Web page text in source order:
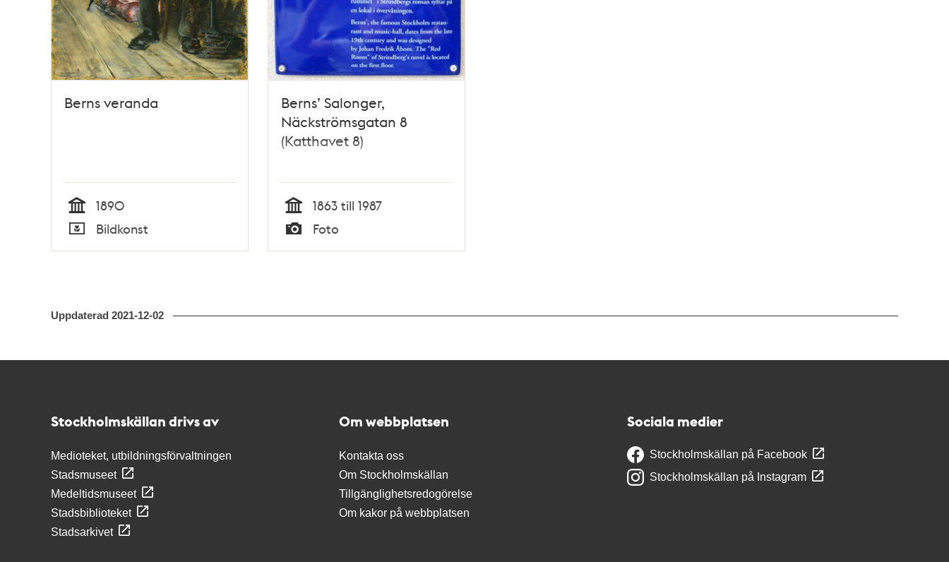
Berns veranda
Tid
1890
Typ
Bildkonst
Berns’ Salonger,
Näckströmsgatan 8
(Katthavet 8)
Tid
1863 till 1987
Typ
Foto
Uppdaterad 2021-12-02
Stockholmskällan drivs av
Medioteket, utbildningsförvaltningen
Stadsmuseet
Medeltidsmuseet
Stadsbiblioteket
Stadsarkivet
Om webbplatsen
Kontakta oss
Om Stockholmskällan
Tillgänglighetsredogörelse
Om kakor på webbplatsen
Sociala medier
Stockholmskällan på Facebook
Stockholmskällan på Instagram